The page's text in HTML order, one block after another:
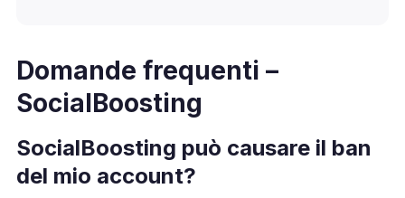
Domande frequenti –
SocialBoosting
SocialBoosting può causare il ban
del mio account?